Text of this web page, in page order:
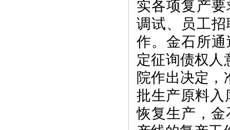
实各项复产
调试、员工
作。金石所
定征询债权人
院作出决定，
批生产原料入
恢复生产，